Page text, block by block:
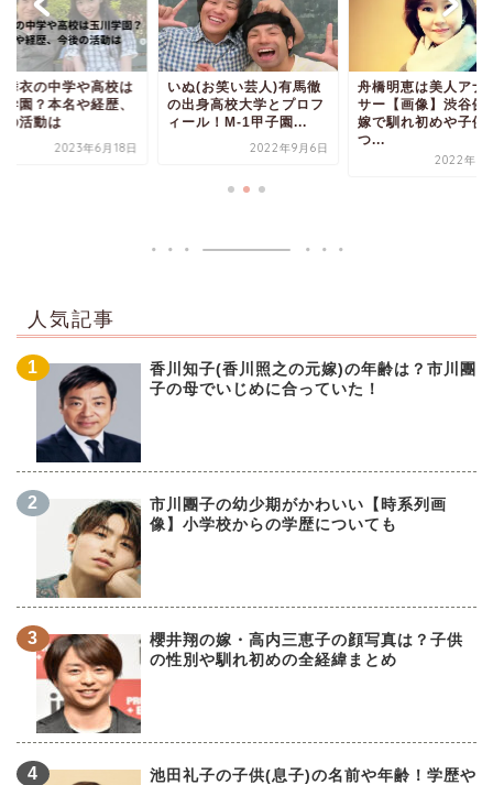
舞衣の中学や高校は
学園？本名や経歴、
の活動は
2023年6月18日
いぬ(お笑い芸人)有馬徹
の出身高校大学とプロフ
ィール！M-1甲子園...
2022年9月6日
舟橋明恵は美人アナ
サー【画像】渋谷健
嫁で馴れ初めや子供
つ...
2022年9
人気記事
香川知子(香川照之の元嫁)の年齢は？市川團
子の母でいじめに合っていた！
市川團子の幼少期がかわいい【時系列画
像】小学校からの学歴についても
櫻井翔の嫁・高内三恵子の顔写真は？子供
の性別や馴れ初めの全経緯まとめ
池田礼子の子供(息子)の名前や年齢！学歴や